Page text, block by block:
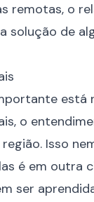
remotas, o
solução de
está
o
Isso
é em outra
ser